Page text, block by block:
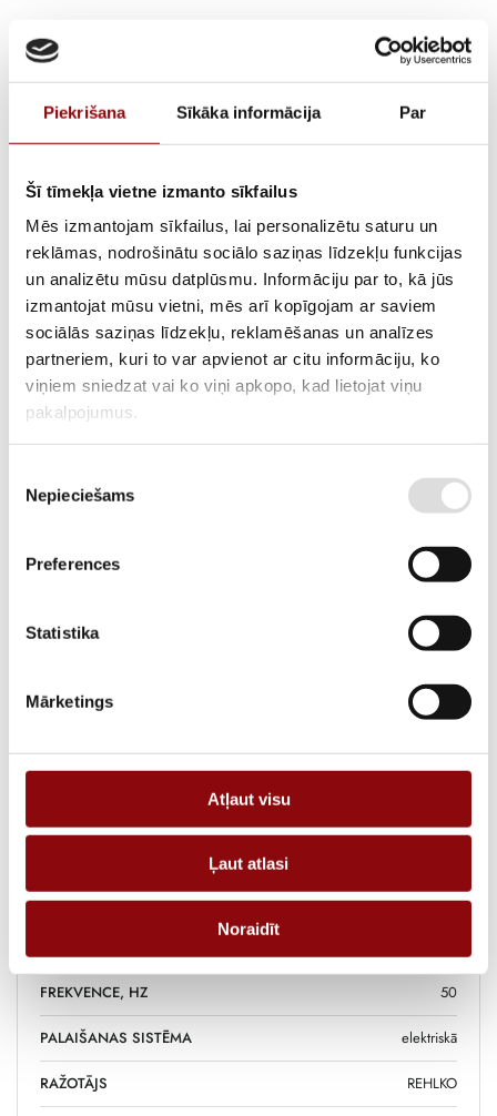
Piekrišana Sīkāka informācija Par
Šī tīmekļa vietne izmanto sīkfailus
Mēs izmantojam sīkfailus, lai personalizētu saturu un
reklāmas, nodrošinātu sociālo saziņas līdzekļu funkcijas
un analizētu mūsu datplūsmu. Informāciju par to, kā jūs
izmantojat mūsu vietni, mēs arī kopīgojam ar saviem
sociālās saziņas līdzekļu, reklamēšanas un analīzes
partneriem, kuri to var apvienot ar citu informāciju, ko
viņiem sniedzat vai ko viņi apkopo, kad lietojat viņu
pakalpojumus.
izvēle
Nepieciešams
Preferences
Statistika
Mārketings
Atļaut visu
Ļaut atlasi
Noraidīt
ATLIKUMS Pieejams pēc pasūtījuma
PIEGĀDES LAIKS, JA PRECE NAV
2-4 mēneši
3 fāžu stacionārais ģenerators ar virsbūvi
PIEPRASĪT PIEDĀVĀJUMU
Informācija Tehniskā specifikācija
IZMĒRI 175x77.5x123 cm
REZERVES JAUDA (ESP), KW 21.2
19.3
DARBA JAUDA (PRP), KVA 24.1
TILPUMS, L
DEGVIELAS PATĒRIŅŠ 50%,
DEGVIELAS PATĒRIŅŠ 75%,
DEGVIELAS PATĒRIŅŠ 100%,
FREKVENCE, HZ 50
PALAIŠANAS SISTĒMA elektriskā
RAŽOTĀJS REHLKO